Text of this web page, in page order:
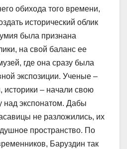
обихода того времени,
исторический облик
была признана
на свой баланс ее
где она сразу была
экспозиции. Ученые –
историки – начали свою
над экспонатом. Дабы
не разложились, их
пространство. По
Баруздин так